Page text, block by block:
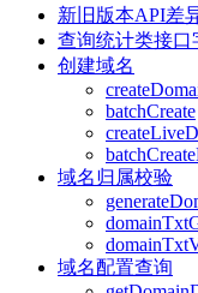
新旧版本API差
查询统计类接口
创建域名
batchCreate
域名归属校验
域名配置查询